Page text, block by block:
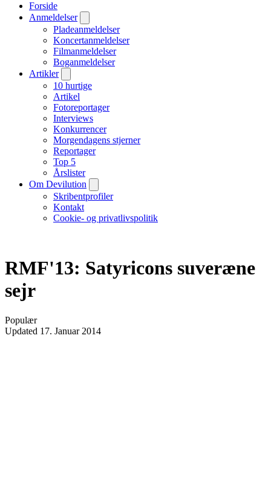
Forside
Anmeldelser
Pladeanmeldelser
Koncertanmeldelser
Filmanmeldelser
Boganmeldelser
Artikler
10 hurtige
Artikel
Fotoreportager
Interviews
Konkurrencer
Morgendagens stjerner
Reportager
Top 5
Årslister
Om Devilution
Skribentprofiler
Kontakt
Cookie- og privatlivspolitik
RMF'13: Satyricons suveræne
sejr
Populær
Updated 17. Januar 2014